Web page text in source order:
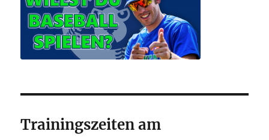
Trainingszeiten am